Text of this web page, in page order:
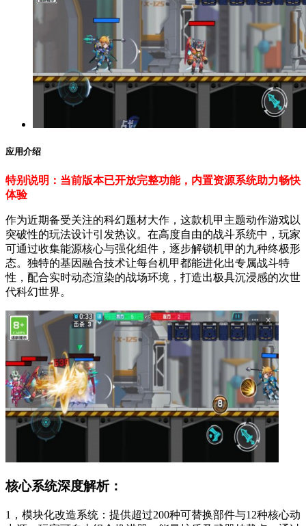
应用介绍
特别说明：当前版本已开放完整功能，内置资源系统助力畅快
体验
作为近期备受关注的科幻题材大作，这款机甲主题动作游戏以
突破性的玩法设计引发热议。在高度自由的战斗系统中，玩家
可通过收集能源核心与强化组件，逐步解锁机甲的九种终极形
态。独特的基因融合技术让每台机甲都能进化出专属战斗特
性，配合实时动态渲染的战场环境，打造出极具沉浸感的次世
代科幻世界。
核心系统深度解析：
1，模块化改造系统：提供超过200种可替换部件与12种核心动